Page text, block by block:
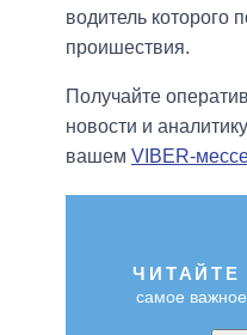
водитель которого
проишествия.
Получайте
новости и
вашем VIBER-
ЧИТАЙТЕ
самое